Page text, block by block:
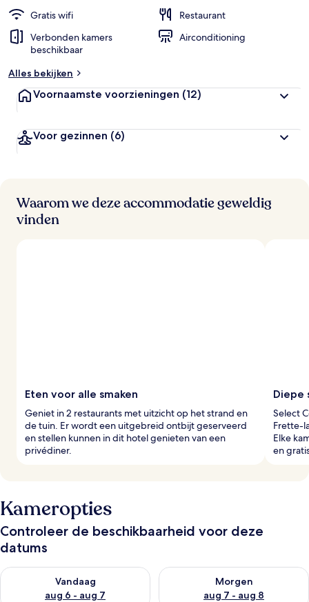
e
b
r
d
l
Gratis wifi
Restaurant
Verbonden kamers
beschikbaar
Airconditioning
Alles bekijken
Voornaamste voorzieningen (12)
Voor gezinnen (6)
Waarom we deze accommodatie geweldig
vinden
Eten voor alle smaken
Geniet in 2 restaurants met uitzicht op het strand en
de tuin. Er wordt een uitgebreid ontbijt geserveerd
en stellen kunnen in dit hotel genieten van een
privédiner.
Diepe
Select
Frette-
Elke
en
Kameropties
Controleer de beschikbaarheid voor deze
datums
Vandaag
aug 6 - aug 7
De beschikbaarheid controleren voor vanavond aug 6 - aug 7
Morgen
aug 7 - aug 8
De beschikbaarheid